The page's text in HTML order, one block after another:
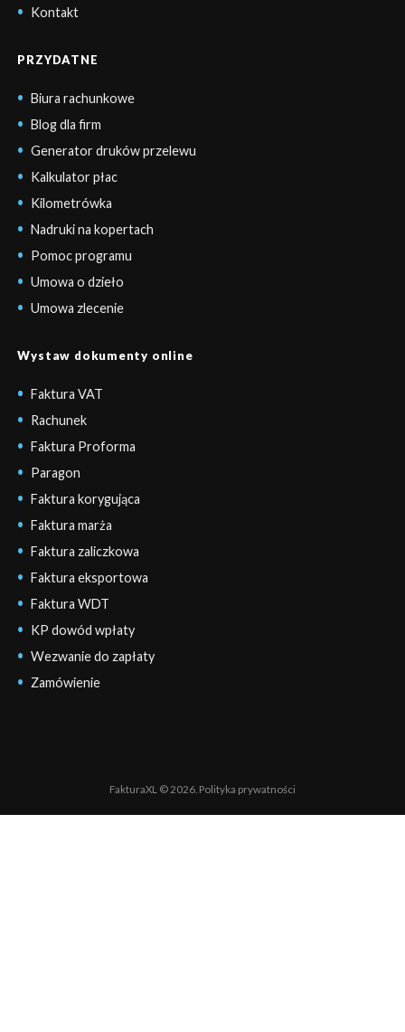
Kontakt
PRZYDATNE
Biura rachunkowe
Blog dla firm
Generator druków przelewu
Kalkulator płac
Kilometrówka
Nadruki na kopertach
Pomoc programu
Umowa o dzieło
Umowa zlecenie
Wystaw dokumenty online
Faktura VAT
Rachunek
Faktura Proforma
Paragon
Faktura korygująca
Faktura marża
Faktura zaliczkowa
Faktura eksportowa
Faktura WDT
KP dowód wpłaty
Wezwanie do zapłaty
Zamówienie
FakturaXL © 2026. Polityka prywatności